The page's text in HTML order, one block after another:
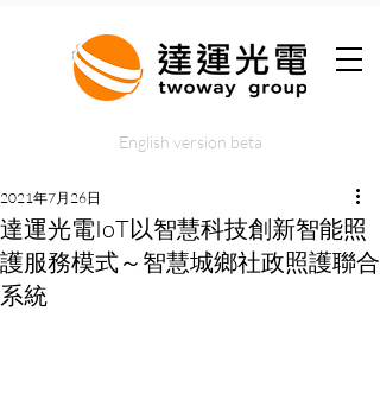
English version beta
達運光電IoT以智慧科技創新智能照
護服務模式～智慧城鄉社政照護聯合
系統
2021年7月26日